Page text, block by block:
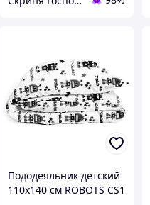
Пододеяльник детский
110х140 см ROBOTS CS1